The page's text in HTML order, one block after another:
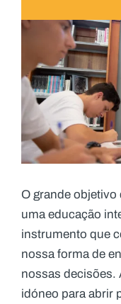
O grande
uma educação
instrumento que
nossa forma de
nossas decisões.
idóneo para abrir